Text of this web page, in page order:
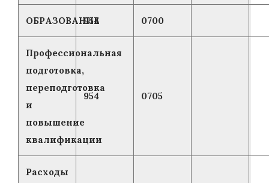
ОБРАЗОВАНИЕ
954 0700
Профессиональная
подготовка,
переподготовка
и
повышение
квалификации
954 0705
Расходы